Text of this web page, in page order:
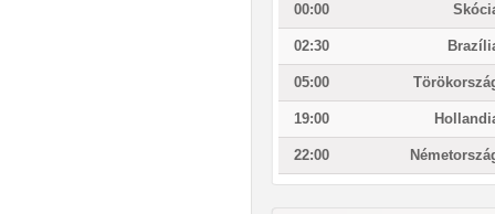
00:00
02:30
05:00
19:00
22:00